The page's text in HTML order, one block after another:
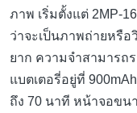
ภาพ เริ่มตั้งแต่ 2MP-
ว่าจะเป็นภาพถ่ายหรื
ยาก ความจำสามารถ
แบตเตอรี่อยู่ที่
ถึง 70 นาที หน้าจอขน